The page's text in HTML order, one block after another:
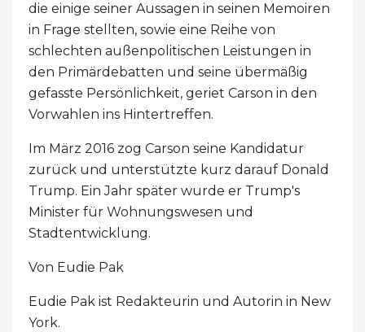
die einige seiner Aussagen in seinen Memoiren
in Frage stellten, sowie eine Reihe von
schlechten außenpolitischen Leistungen in
den Primärdebatten und seine übermäßig
gefasste Persönlichkeit, geriet Carson in den
Vorwahlen ins Hintertreffen.
Im März 2016 zog Carson seine Kandidatur
zurück und unterstützte kurz darauf Donald
Trump. Ein Jahr später wurde er Trump's
Minister für Wohnungswesen und
Stadtentwicklung.
Von Eudie Pak
Eudie Pak ist Redakteurin und Autorin in New
York.